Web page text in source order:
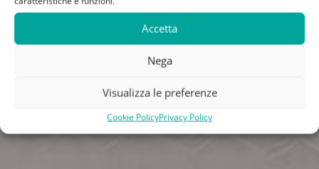
Accetta
Nega
Visualizza le preferenze
Cookie PolicyPrivacy Policy